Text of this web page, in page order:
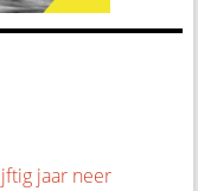
jaar neer